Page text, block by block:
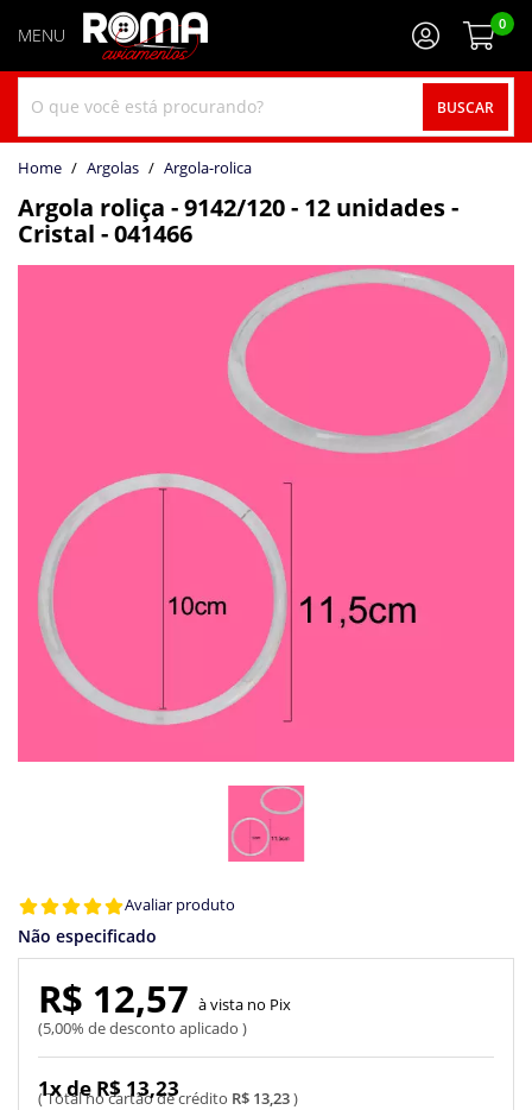
BUSCAR
0
home Argolas argola-rolica
Argola roliça - 9142/120 - 12 unidades -
Cristal - 041466
Avaliar produto
Não especificado
R$ 13,23
1x de R$ 13,23
R$ 12,57
5,00% de desconto aplicado
Pix